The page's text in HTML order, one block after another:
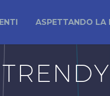
ASPETTANDO LA